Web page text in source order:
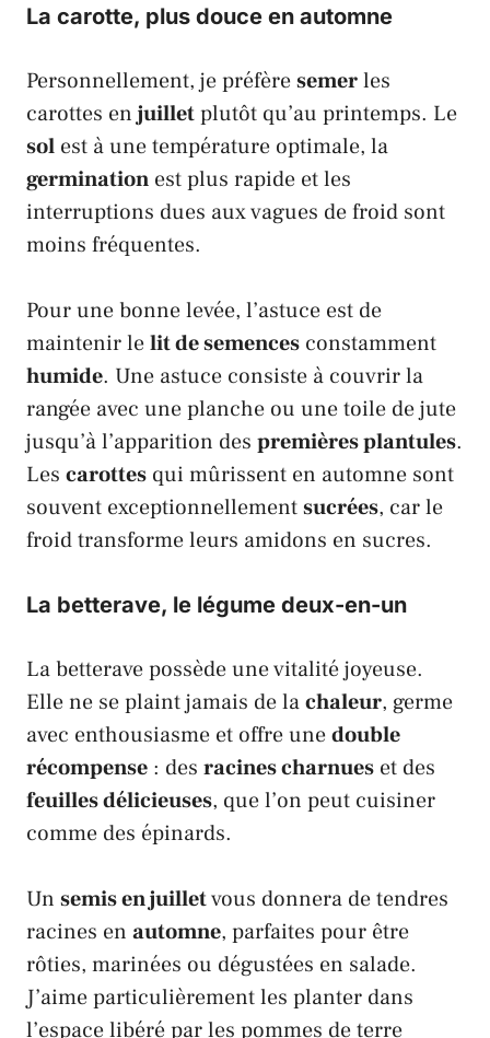
La carotte, plus douce en automne
Personnellement, je préfèresemerles
carottes en juilletplutôt qu’au printemps. Le
sol est à une température optimale, la
germination est plus rapide et les
interruptions dues aux vagues de froid sont
moins fréquentes.
Pour une bonne levée, l’astuce est de
maintenir lelit de semences constamment
humide. Une astuce consiste à couvrir la
rangée avec une planche ou une toile de jute
jusqu’à l’apparition des premières plantules.
Les carottes qui mûrissent en automne sont
souvent exceptionnellementsucrées, car le
froid transforme leurs amidons en sucres.
La betterave, le légume deux-en-un
Labetteravepossède une vitalité joyeuse.
Elle ne se plaint jamais de lachaleur, germe
avec enthousiasme et offre unedouble
récompense : des racines charnues et des
feuilles délicieuses, que l’on peut cuisiner
comme des épinards.
Un semis en juilletvous donnera de tendres
racines en automne, parfaites pour être
rôties, marinées ou dégustées en salade.
J’aime particulièrement les planter dans
l’espace libéré par les pommes de terre